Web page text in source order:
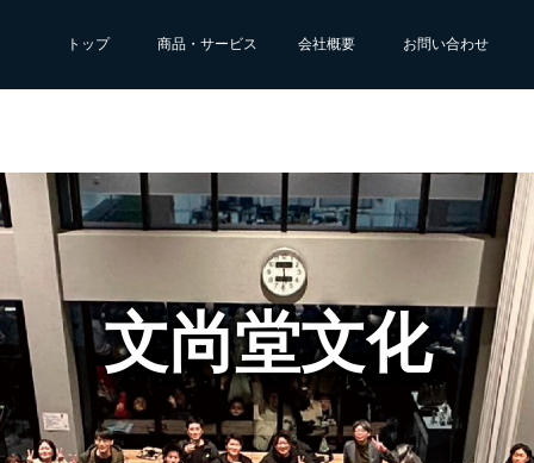
トップ 商品・サービス 会社概要 お問い合わせ
文尚堂文化